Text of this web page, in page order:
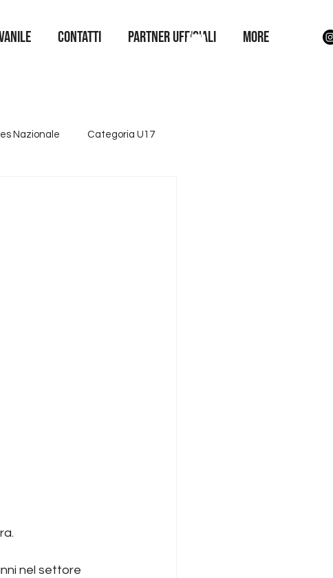
Contatti Partner Ufficiali More
Nazionale Categoria U17
nel settore